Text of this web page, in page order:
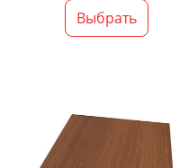
Выбрать